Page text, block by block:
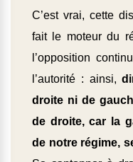
C’est vrai, cette
fait le moteur du
l’opposition
l’autorité : ainsi,
droite ni de
de droite, car la
de notre régime,